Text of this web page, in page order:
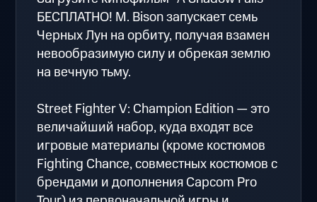
БЕСПЛАТНО! M. Bison запускает семь
Черных Лун на орбиту, получая взамен
невообразимую силу и обрекая землю
на вечную тьму.
Street Fighter V: Champion Edition — это
величайший набор, куда входят все
игровые материалы (кроме костюмов
Fighting Chance, совместных костюмов с
брендами и дополнения Capcom Pro